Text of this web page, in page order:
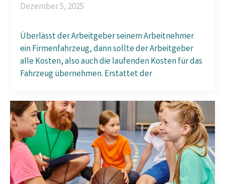
Dezember 5, 2025
Überlässt der Arbeitgeber seinem Arbeitnehmer
ein Firmenfahrzeug, dann sollte der Arbeitgeber
alle Kosten, also auch die laufenden Kosten für das
Fahrzeug übernehmen. Erstattet der